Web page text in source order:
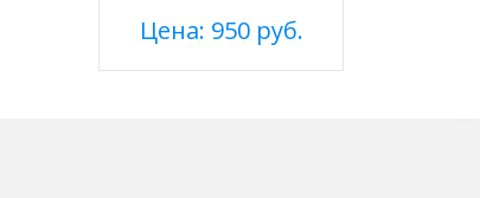
Цена: 950 руб.